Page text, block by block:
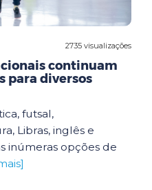
2735 visualizações
continuam
para diversos
futsal,
Libras, inglês e
inúmeras opções de